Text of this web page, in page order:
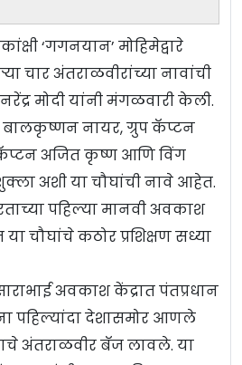
‘गगनयान’ मोहिमेद्वारे
चार अंतराळवीरांच्या नावांची
मोदी यांनी मंगळवारी केली.
बालकृष्णन नायर, ग्रुप कॅप्टन
कॅप्टन अजित कृष्ण आणि विंग
अशी या चौघांची नावे आहेत.
पहिल्या मानवी अवकाश
या चौघांचे कठोर प्रशिक्षण सध्या
अवकाश केंद्रात पंतप्रधान
पहिल्यांदा देशासमोर आणले
अंतराळवीर बॅज लावले. या